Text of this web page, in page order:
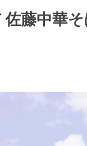
佐藤中華